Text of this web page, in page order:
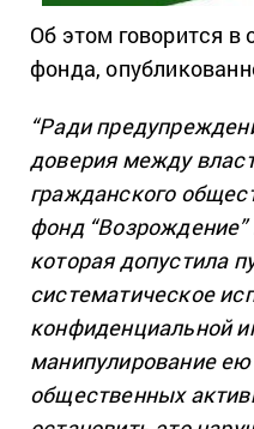
Об этом говорится в
фонда,
“Ради
доверия между
гражданского
фонд
которая допустила
систематическое
конфиденциальной
манипулирование
общественных